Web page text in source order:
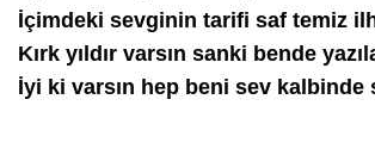
İçimdeki sevginin tarifi saf temiz
Kırk yıldır varsın sanki bende
İyi ki varsın hep beni sev kalbinde